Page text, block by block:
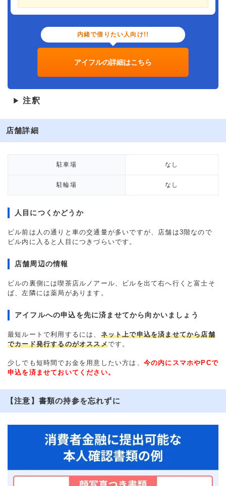
内緒で借りたい人向け!!
アイフルの詳細はこちら
▶ 注釈
店舗詳細
駐車場 なし
駐輪場 なし
人目につくかどうか
ビル前は人の通りと車の交通量が多いですが、店舗は3階なので
ビル内に入ると人目につきづらいです。
店舗周辺の情報
ビルの裏側には喫茶店ルノアール、ビルを出て右へ行くと富士そ
ば、左隣には薬局があります。
アイフルへの申込を先に済ませてから向かいましょう
最短ルートで利用するには、 ネット上で申込を済ませてから店舗
でカード発行するのがオススメです。
少しでも短時間でお金を用意したい方は、 今の内にスマホやPCで
申込を済ませておいてください。
【注意】書類の持参を忘れずに